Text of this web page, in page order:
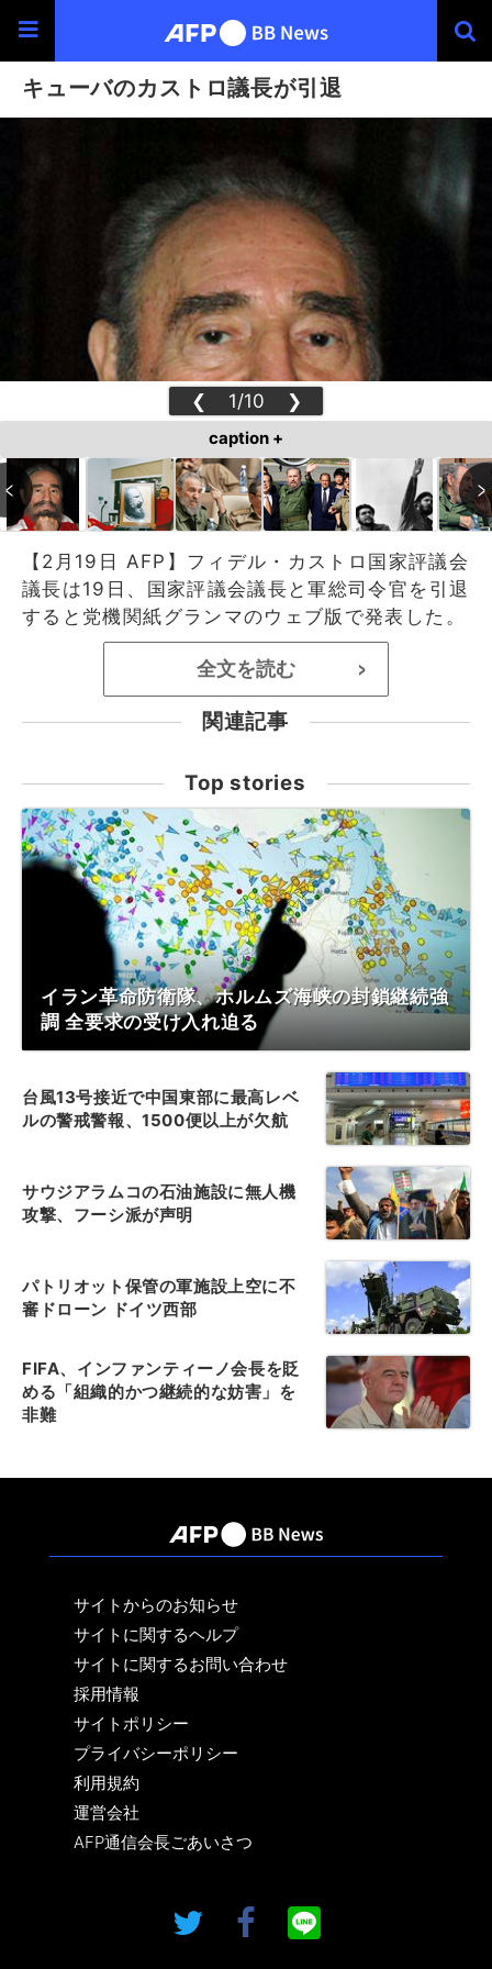
キューバのカストロ議長が引退
❮ 1/10 ❯
caption +
【2月19日 AFP】フィデル・カストロ国家評議会
議長は19日、国家評議会議長と軍総司令官を引退
すると党機関紙グランマのウェブ版で発表した。
全文を読む >
関連記事
Top stories
イラン革命防衛隊、ホルムズ海峡の封鎖継続強
調 全要求の受け入れ迫る
台風13号接近で中国東部に最高レベ
ルの警戒警報、1500便以上が欠航
サウジアラムコの石油施設に無人機
攻撃、フーシ派が声明
パトリオット保管の軍施設上空に不
審ドローン ドイツ西部
FIFA、インファンティーノ会長を貶
める「組織的かつ継続的な妨害」を
非難
サイトからのお知らせ
サイトに関するヘルプ
サイトに関するお問い合わせ
採用情報
サイトポリシー
プライバシーポリシー
利用規約
運営会社
AFP通信会長ごあいさつ